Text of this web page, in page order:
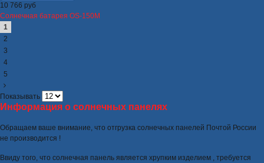
10 766 руб
Солнечная батарея OS-150M
1
2
3
4
5
Показывать
Информация о солнечных панелях
Обращаем ваше внимание, что отгрузка солнечных панелей Почтой России
не производится !
Ввиду того, что солнечная панель является хрупким изделием , требуется